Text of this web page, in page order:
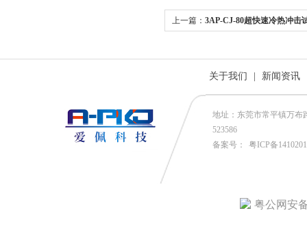
上一篇： 3AP-CJ-80超快速冷热冲击
关于我们 新闻资讯
地址：东莞市常平镇万布
523586
备案号：
粤ICP备
粤公网安